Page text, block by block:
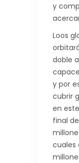
y
Loos
doble
y por
cubrir
en
final
cuales